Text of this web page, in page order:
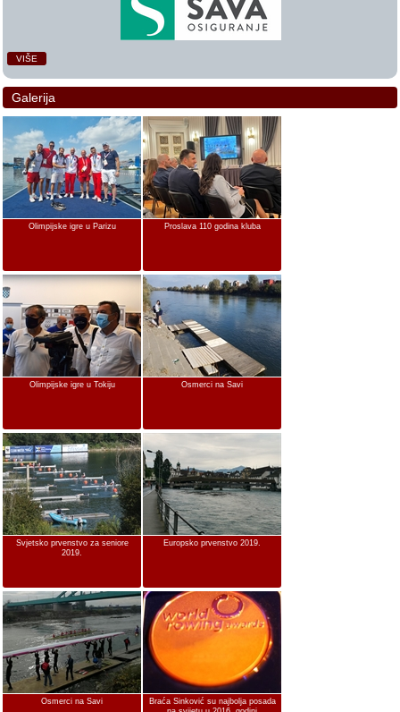
VIŠE
Galerija
Olimpijske igre u Parizu Proslava 110 godina kluba
Olimpijske igre u Tokiju Osmerci na Savi
Svjetsko prvenstvo za seniore
2019.
Europsko prvenstvo 2019.
Osmerci na Savi
Braća Sinković su najbolja posada